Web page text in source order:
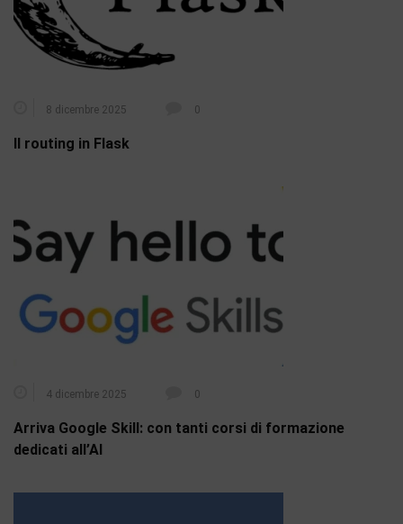
8 dicembre 2025 0
Il routing in Flask
4 dicembre 2025 0
Arriva Google Skill: con tanti corsi di formazione
dedicati all’AI